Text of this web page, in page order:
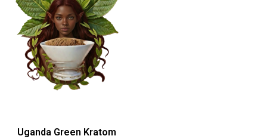
Uganda Green Kratom